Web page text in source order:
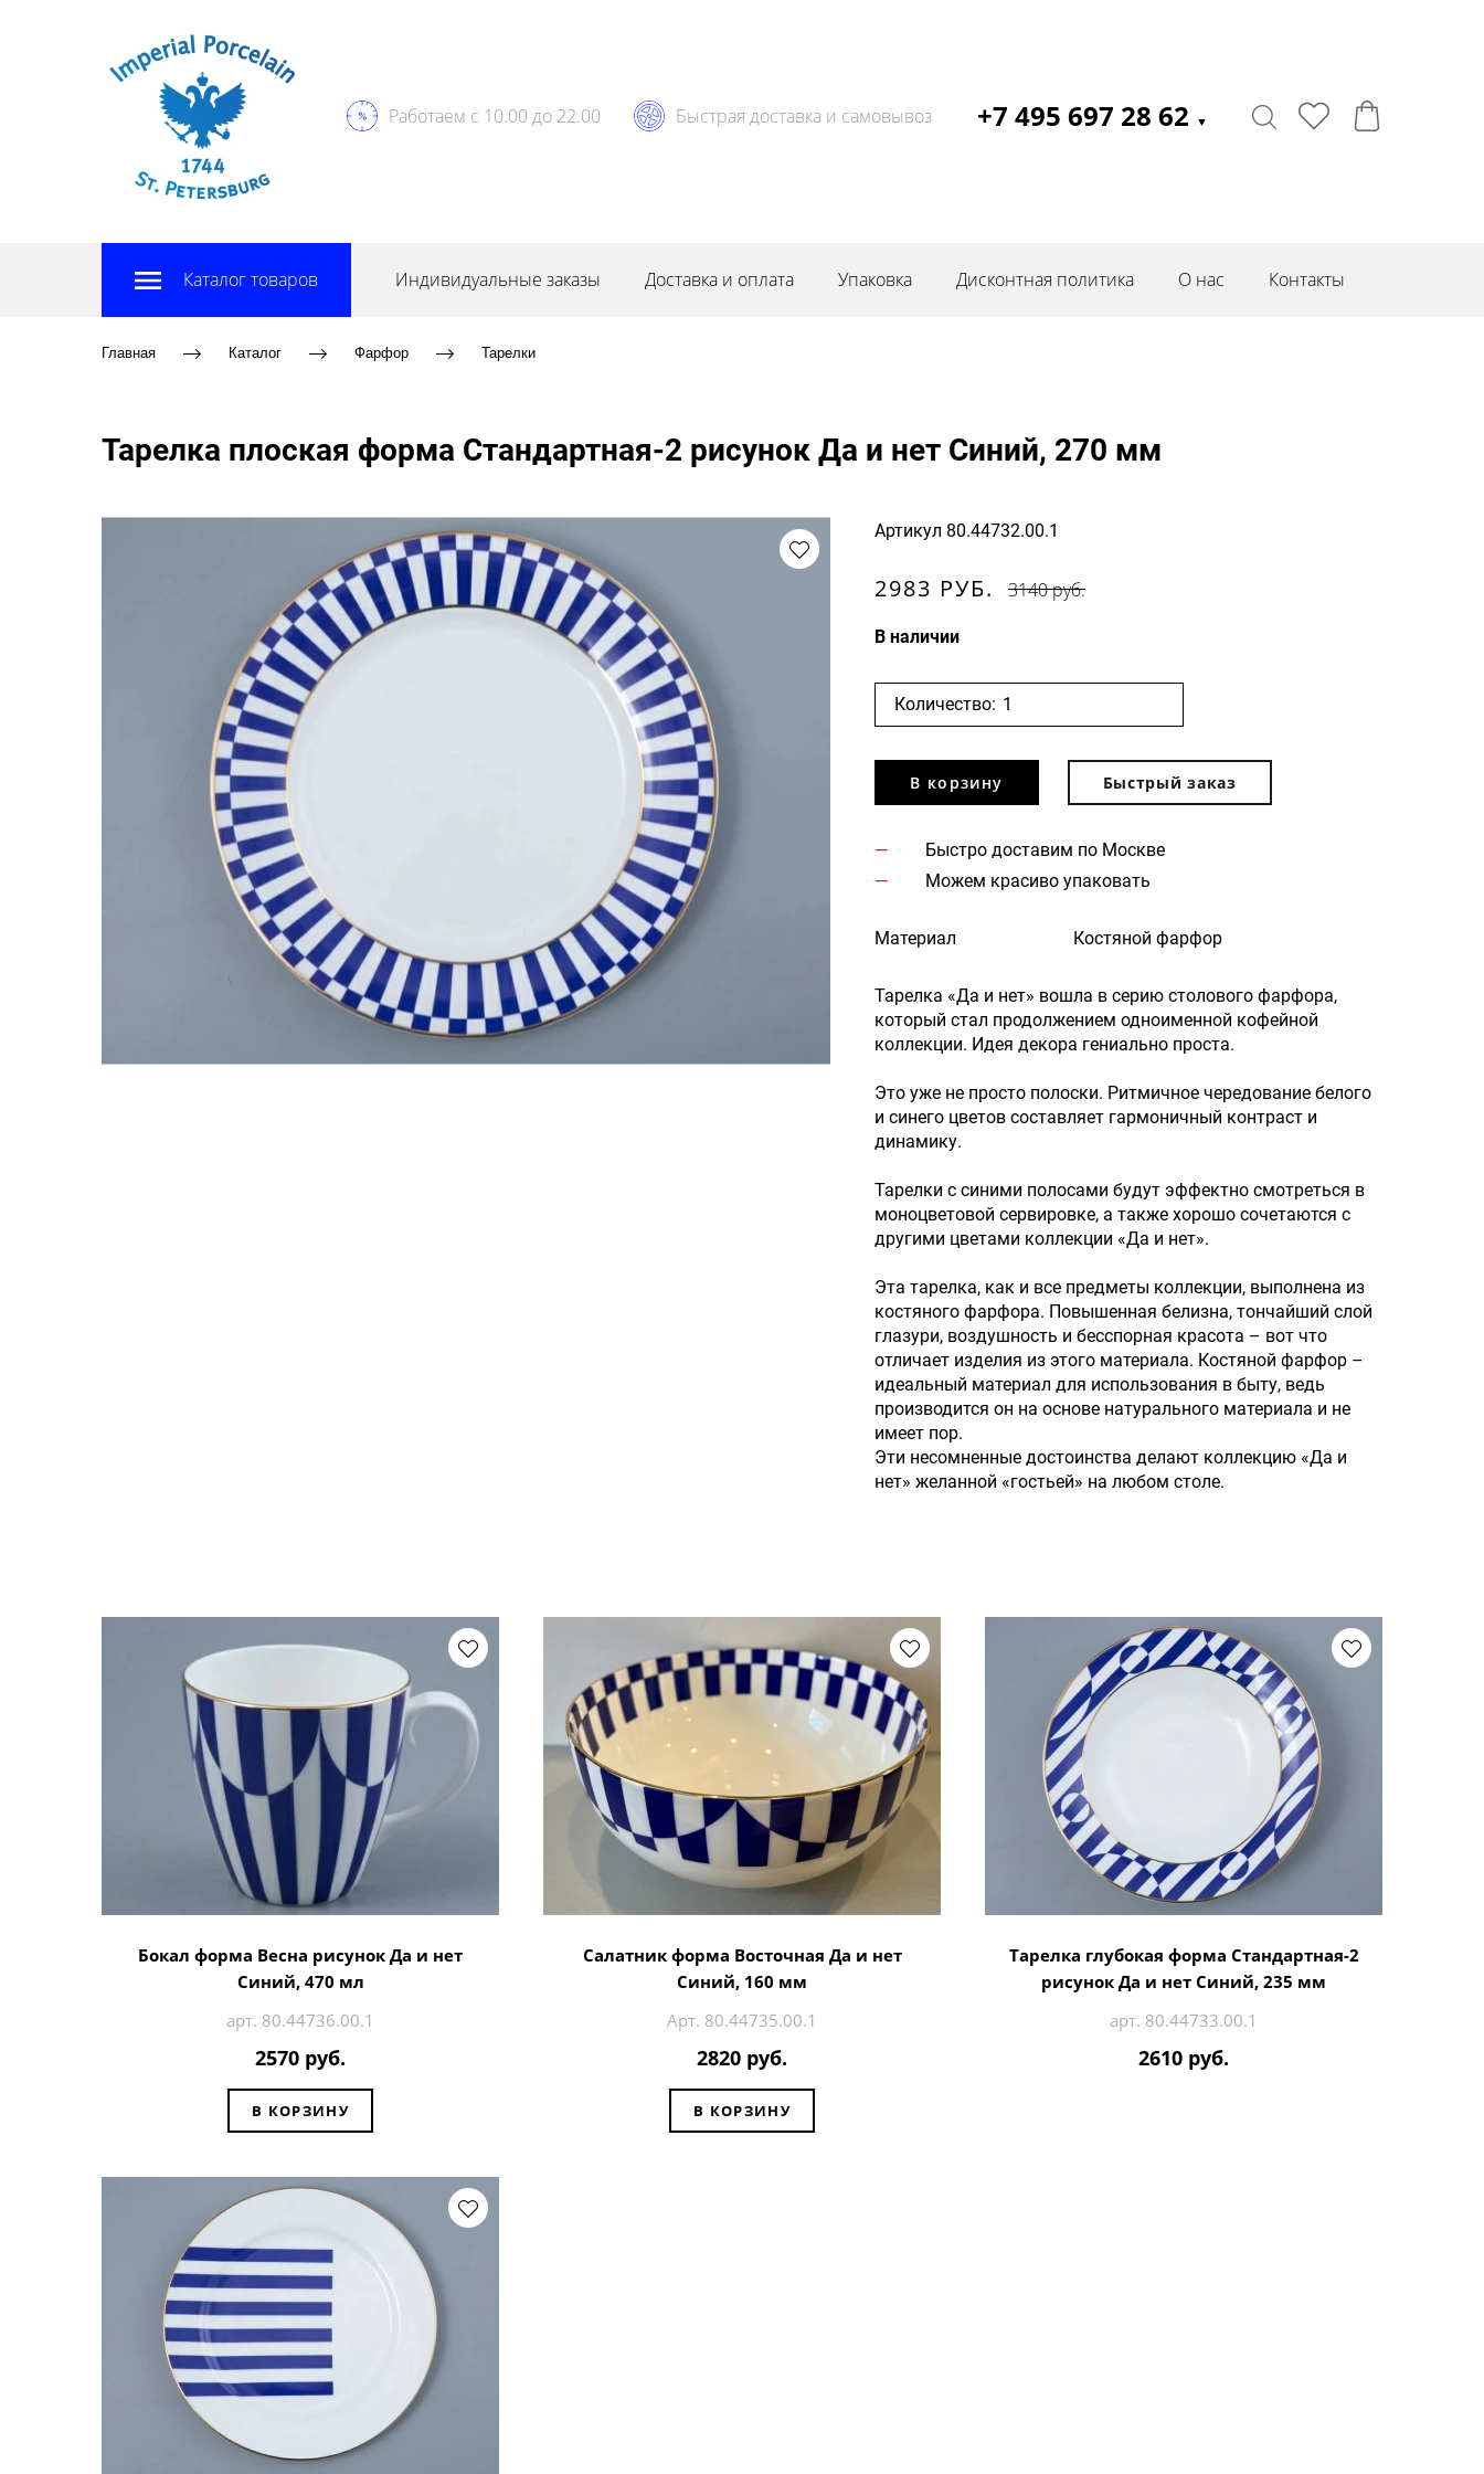
Работаем с 10.00 до 22.00 Быстрая доставка и самовывоз +7 495 697 28 62 ▼
Каталог товаров Индивидуальные заказы Доставка и оплата Упаковка Дисконтная политика О нас Контакты
Главная Каталог Фарфор Тарелки
Тарелка плоская форма Стандартная-2 рисунок Да и нет Синий, 270 мм
Артикул 80.44732.00.1
2983 РУБ. 3140 руб.
В наличии
Количество:
В корзину Быстрый заказ
Быстро доставим по Москве
Можем красиво упаковать
Материал Костяной фарфор
Тарелка «Да и нет» вошла в серию столового фарфора,
который стал продолжением одноименной кофейной
коллекции. Идея декора гениально проста.
Это уже не просто полоски. Ритмичное чередование белого
и синего цветов составляет гармоничный контраст и
динамику.
Тарелки с синими полосами будут эффектно смотреться в
моноцветовой сервировке, а также хорошо сочетаются с
другими цветами коллекции «Да и нет».
Эта тарелка, как и все предметы коллекции, выполнена из
костяного фарфора. Повышенная белизна, тончайший слой
глазури, воздушность и бесспорная красота – вот что
отличает изделия из этого материала. Костяной фарфор –
идеальный материал для использования в быту, ведь
производится он на основе натурального материала и не
имеет пор.
Эти несомненные достоинства делают коллекцию «Да и
нет» желанной «гостьей» на любом столе.
Бокал форма Весна рисунок Да и нет
Синий, 470 мл
арт. 80.44736.00.1
2570 руб.
В КОРЗИНУ
Салатник форма Восточная Да и нет
Синий, 160 мм
Арт. 80.44735.00.1
2820 руб.
В КОРЗИНУ
Тарелка глубокая форма Стандартная-2
рисунок Да и нет Синий, 235 мм
арт. 80.44733.00.1
2610 руб.